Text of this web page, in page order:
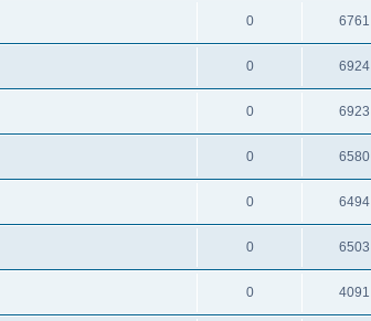
0 6761
0 6924
0 6923
0 6580
0 6494
0 6503
0 4091